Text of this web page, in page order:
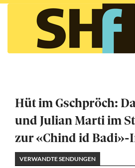
Direkt
Hüt im Gschpröch:
und Julian Marti im
zur «Chind id
VERWANDTE SENDUNGEN